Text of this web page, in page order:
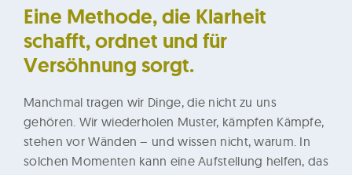
n
d
d
e
r
R
a
u
Eine Methode, die Klarheit
schafft, ordnet und für
Versöhnung sorgt.
Manchmal tragen wir Dinge, die nicht zu uns
gehören. Wir wiederholen Muster, kämpfen Kämpfe,
stehen vor Wänden – und wissen nicht, warum. In
solchen Momenten kann eine Aufstellung helfen, das